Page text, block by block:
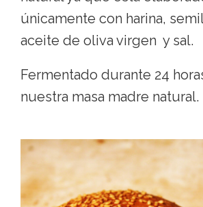
únicamente con harina,
aceite de oliva virgen y sal.
Fermentado durante 24
nuestra masa madre natural.